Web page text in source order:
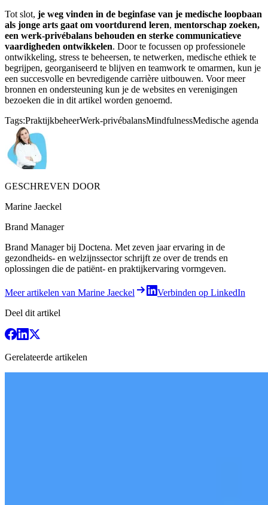
Tot slot, je weg vinden in de beginfase van je medische loopbaan
als jonge arts gaat om voortdurend leren, mentorschap zoeken,
een werk-privébalans behouden en sterke communicatieve
vaardigheden ontwikkelen. Door te focussen op professionele
ontwikkeling, stress te beheersen, te netwerken, medische ethiek te
begrijpen, georganiseerd te blijven en teamwork te omarmen, kun je
een succesvolle en bevredigende carrière uitbouwen. Voor meer
bronnen en ondersteuning kun je de websites en verenigingen
bezoeken die in dit artikel worden genoemd.
Tags:PraktijkbeheerWerk-privébalansMindfulnessMedische agenda
GESCHREVEN DOOR
Marine Jaeckel
Brand Manager
Brand Manager bij Doctena. Met zeven jaar ervaring in de
gezondheids- en welzijnssector schrijft ze over de trends en
oplossingen die de patiënt- en praktijkervaring vormgeven.
Meer artikelen van Marine Jaeckel
Verbinden op LinkedIn
Deel dit artikel
Gerelateerde artikelen